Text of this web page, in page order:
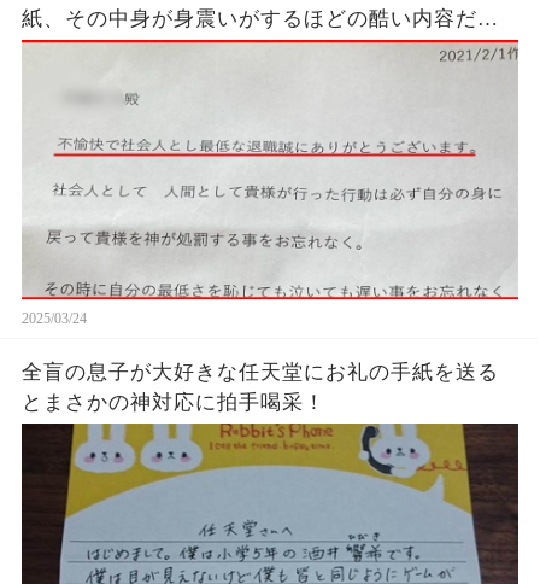
紙、その中身が身震いがするほどの酷い内容だっ
た…...
2025/03/24
全盲の息子が大好きな任天堂にお礼の手紙を送る
とまさかの神対応に拍手喝采！